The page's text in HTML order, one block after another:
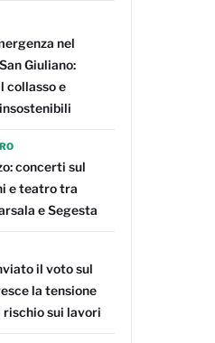
nel
Giuliano:
collasso e
concerti sul
e teatro tra
e Segesta
il voto sul
la tensione
sui lavori